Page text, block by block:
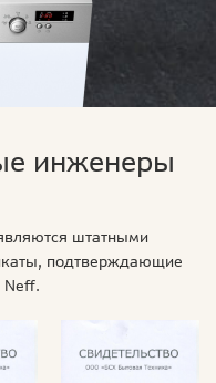
инженеры
штатными
подтверждающие
Neff.